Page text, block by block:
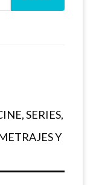
SERIES,
Y